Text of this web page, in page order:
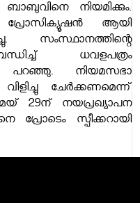
നിയമിക്കും.
ആയി
സംസ്ഥാനത്തിന്റെ
ധവളപത്രം
പറഞ്ഞു. നിയമസഭാ
ചേര്‍ക്കണമെന്ന്
29ന് നയപ്രഖ്യാപന
പ്രോടെം സ്പീക്കറായി